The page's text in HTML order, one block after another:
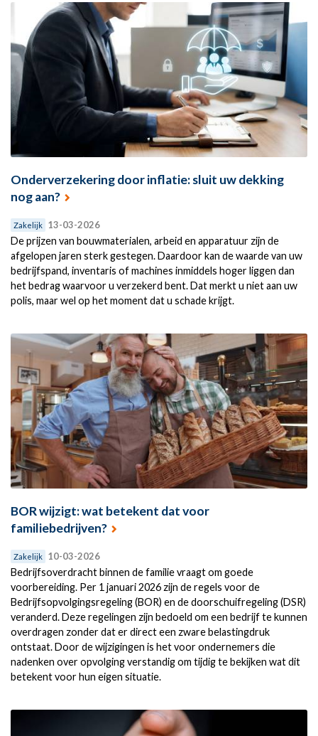
Onderverzekering door inflatie: sluit uw dekking
nog aan?
Zakelijk 13-03-2026
De prijzen van bouwmaterialen, arbeid en apparatuur zijn de
afgelopen jaren sterk gestegen. Daardoor kan de waarde van uw
bedrijfspand, inventaris of machines inmiddels hoger liggen dan
het bedrag waarvoor u verzekerd bent. Dat merkt u niet aan uw
polis, maar wel op het moment dat u schade krijgt.
BOR wijzigt: wat betekent dat voor
familiebedrijven?
Zakelijk 10-03-2026
Bedrijfsoverdracht binnen de familie vraagt om goede
voorbereiding. Per 1 januari 2026 zijn de regels voor de
Bedrijfsopvolgingsregeling (BOR) en de doorschuifregeling (DSR)
veranderd. Deze regelingen zijn bedoeld om een bedrijf te kunnen
overdragen zonder dat er direct een zware belastingdruk
ontstaat. Door de wijzigingen is het voor ondernemers die
nadenken over opvolging verstandig om tijdig te bekijken wat dit
betekent voor hun eigen situatie.